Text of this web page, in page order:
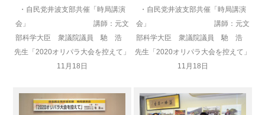
・自民党井波支部共催「時局講演
会」 講師：元文
部科学大臣 衆議院議員 馳 浩
先生「2020オリパラ大会を控えて」
11月18日
・自民党井波支部共催「時局講演
会」 講師：元文
部科学大臣 衆議院議員 馳 浩
先生「2020オリパラ大会を控えて」
11月18日